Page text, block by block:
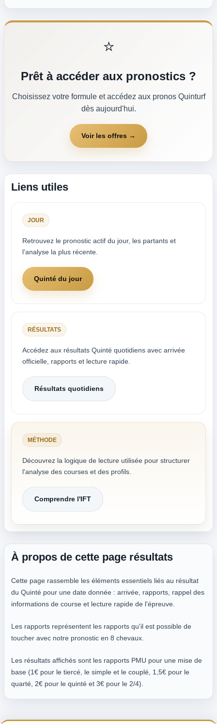
⭐
Prêt à accéder aux pronostics ?
Choisissez votre formule et accédez aux pronos Quinturf
dès aujourd'hui.
Voir les offres →
Liens utiles
JOUR
Retrouvez le pronostic actif du jour, les partants et
l'analyse la plus récente.
Quinté du jour
RÉSULTATS
Accédez aux résultats Quinté quotidiens avec arrivée
officielle, rapports et lecture rapide.
Résultats quotidiens
MÉTHODE
Découvrez la logique de lecture utilisée pour structurer
l'analyse des courses et des profils.
Comprendre l'IFT
À propos de cette page résultats
Cette page rassemble les éléments essentiels liés au résultat
du Quinté pour une date donnée : arrivée, rapports, rappel des
informations de course et lecture rapide de l'épreuve.
Les rapports représentent les rapports qu'il est possible de
toucher avec notre pronostic en 8 chevaux.
Les résultats affichés sont les rapports PMU pour une mise de
base (1€ pour le tiercé, le simple et le couplé, 1,5€ pour le
quarté, 2€ pour le quinté et 3€ pour le 2/4).